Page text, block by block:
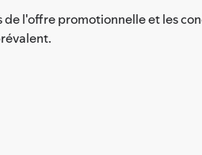
l'offre promotionnelle et les